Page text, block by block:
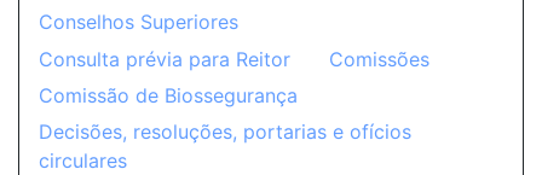
Conselhos Superiores
Consulta prévia para Reitor
Comissões
Comissão de Biossegurança
Decisões, resoluções, portarias e ofícios
circulares